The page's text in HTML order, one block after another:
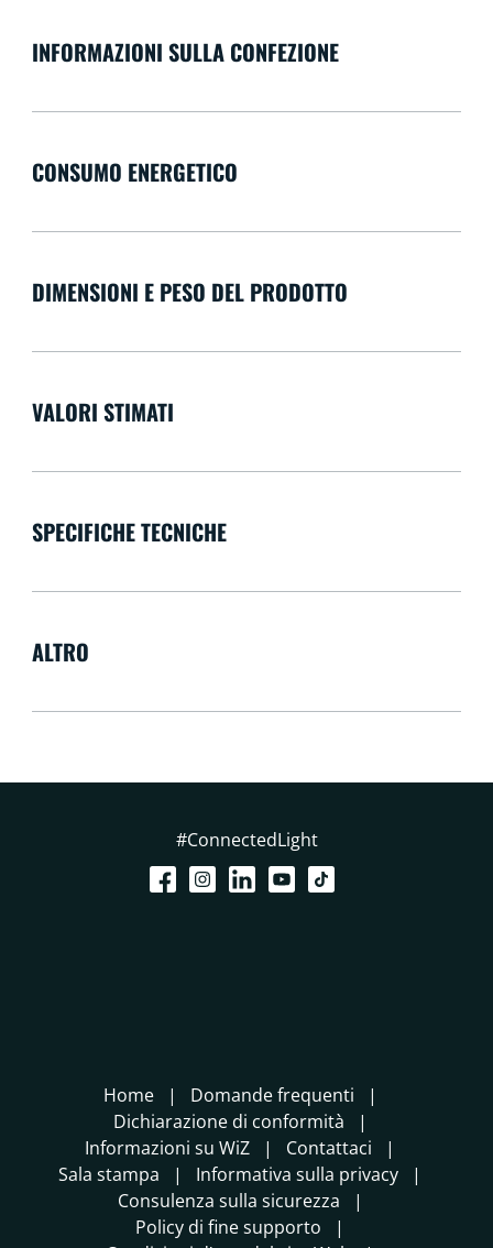
INFORMAZIONI SULLA CONFEZIONE
CONSUMO ENERGETICO
DIMENSIONI E PESO DEL PRODOTTO
VALORI STIMATI
SPECIFICHE TECNICHE
ALTRO
#ConnectedLight
Home
Domande frequenti
Dichiarazione di conformità
Informazioni su WiZ
Contattaci
Sala stampa
Informativa sulla privacy
Consulenza sulla sicurezza
Policy di fine supporto